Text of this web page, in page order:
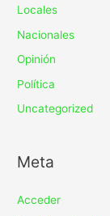
Locales
Nacionales
Opinión
Política
Uncategorized
Meta
Acceder